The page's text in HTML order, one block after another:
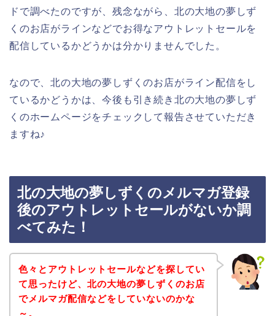
ドで調べたのですが、残念ながら、北の大地の夢しず
くのお店がラインなどでお得なアウトレットセールを
配信しているかどうかは分かりませんでした。
なので、北の大地の夢しずくのお店がライン配信をし
ているかどうかは、今後も引き続き北の大地の夢しず
くのホームページをチェックして報告させていただき
ますね♪
北の大地の夢しずくのメルマガ登録
後のアウトレットセールがないか調
べてみた！
色々とアウトレットセールなどを探してい
て思ったけど、北の大地の夢しずくのお店
でメルマガ配信などをしていないのかな
～。